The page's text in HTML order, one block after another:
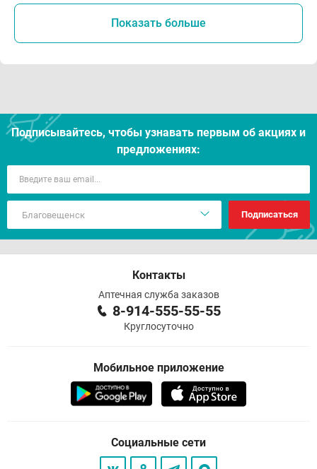
Показать больше
Подписывайтесь, чтобы узнавать первым об акцияx и
предложениях:
Подписаться
Контакты
Аптечная служба заказов
8-914-555-55-55
Круглосуточно
Мобильное приложение
Социальные сети